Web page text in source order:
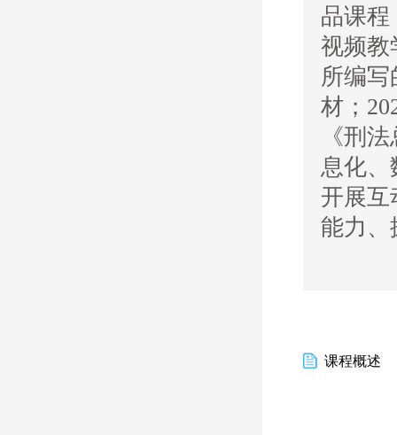
品课程
视频教
所编
材；
《刑
息化、
开展互
能力、
课程概述